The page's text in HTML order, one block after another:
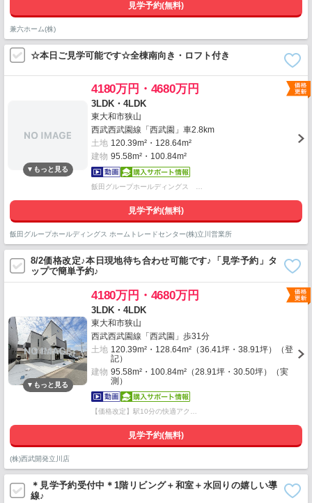
見学予約(無料)
兼六ホーム(株)
☆本日ご見学可能です☆全棟南向き・ロフト付き
4180万円・4680万円
3LDK・4LDK
東大和市狭山
西武西武園線「西武園」車2.8km
土地 120.39m²・128.64m²
建物 95.58m²・100.84m²
飯田グループホールディングス …
見学予約(無料)
飯田グループホールディングス ホームトレードセンター(株)立川営業所
8/2価格改定♪本日現地待ち合わせ可能です♪「見学予約」タ
ップで簡単予約♪
4180万円・4680万円
3LDK・4LDK
東大和市狭山
西武西武園線「西武園」歩31分
土地 120.39m²・128.64m²（36.41坪・38.91坪）（登
記）
建物 95.58m²・100.84m²（28.91坪・30.50坪）（実
測）
【価格改定】駅10分の快適アク…
見学予約(無料)
(株)西武開発立川店
＊見学予約受付中＊1階リビング＋和室＋水回りの嬉しい導
線♪